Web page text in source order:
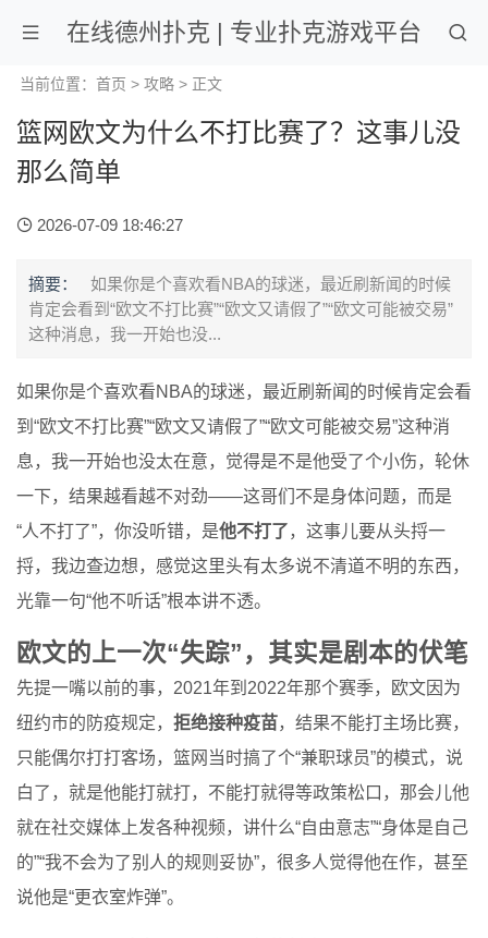
在线德州扑克 | 专业扑克游戏平台
当前位置： 首页 > 攻略 > 正文
篮网欧文为什么不打比赛了？这事儿没
那么简单
2026-07-09 18:46:27
摘要：
如果你是个喜欢看NBA的球迷，最近刷新闻的时候
肯定会看到“欧文不打比赛”“欧文又请假了”“欧文可能被交易”
这种消息，我一开始也没...
如果你是个喜欢看NBA的球迷，最近刷新闻的时候肯定会看
到“欧文不打比赛”“欧文又请假了”“欧文可能被交易”这种消
息，我一开始也没太在意，觉得是不是他受了个小伤，轮休
一下，结果越看越不对劲——这哥们不是身体问题，而是
“人不打了”，你没听错，是他不打了，这事儿要从头捋一
捋，我边查边想，感觉这里头有太多说不清道不明的东西，
光靠一句“他不听话”根本讲不透。
欧文的上一次“失踪”，其实是剧本的伏笔
先提一嘴以前的事，2021年到2022年那个赛季，欧文因为
纽约市的防疫规定， 拒绝接种疫苗，结果不能打主场比赛，
只能偶尔打打客场，篮网当时搞了个“兼职球员”的模式，说
白了，就是他能打就打，不能打就得等政策松口，那会儿他
就在社交媒体上发各种视频，讲什么“自由意志”“身体是自己
的”“我不会为了别人的规则妥协”，很多人觉得他在作，甚至
说他是“更衣室炸弹”。